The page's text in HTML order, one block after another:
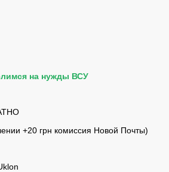
на нужды ВСУ
+20 грн комиссия Новой Почты)